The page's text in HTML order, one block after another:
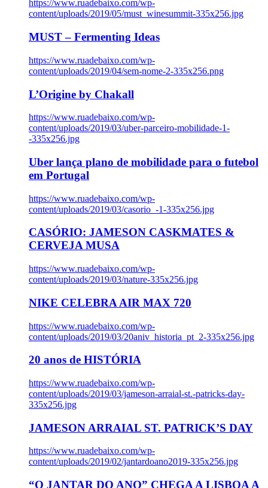
https://www.ruadebaixo.com/wp-
content/uploads/2019/05/must_winesummit-335x256.jpg
MUST – Fermenting Ideas
https://www.ruadebaixo.com/wp-
content/uploads/2019/04/sem-nome-2-335x256.png
L’Origine by Chakall
https://www.ruadebaixo.com/wp-
content/uploads/2019/03/uber-parceiro-mobilidade-1-
-335x256.jpg
Uber lança plano de mobilidade para o futebol
em Portugal
https://www.ruadebaixo.com/wp-
content/uploads/2019/03/casorio_-1-335x256.jpg
CASÓRIO: JAMESON CASKMATES &
CERVEJA MUSA
https://www.ruadebaixo.com/wp-
content/uploads/2019/03/nature-335x256.jpg
NIKE CELEBRA AIR MAX 720
https://www.ruadebaixo.com/wp-
content/uploads/2019/03/20aniv_historia_pt_2-335x256.jpg
20 anos de HISTÓRIA
https://www.ruadebaixo.com/wp-
content/uploads/2019/03/jameson-arraial-st.-patricks-day-
335x256.jpg
JAMESON ARRAIAL ST. PATRICK’S DAY
https://www.ruadebaixo.com/wp-
content/uploads/2019/02/jantardoano2019-335x256.jpg
“O JANTAR DO ANO” CHEGA A LISBOA A